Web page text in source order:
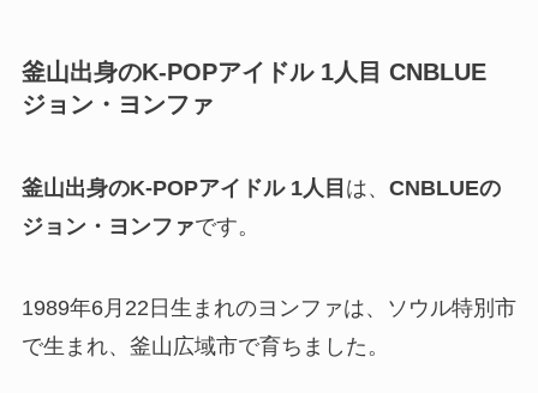
釜山出身のK-POPアイドル 1人目 CNBLUE
ジョン・ヨンファ
釜山出身のK-POPアイドル 1人目 は、 CNBLUEの
ジョン・ヨンファです。
1989年6月22日生まれのヨンファは、ソウル特別市
で生まれ、釜山広域市で育ちました。